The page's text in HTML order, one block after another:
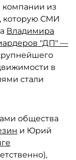
компании из
которую СМИ
Владимира
"ДП" —
в
стали
общества
и Юрий